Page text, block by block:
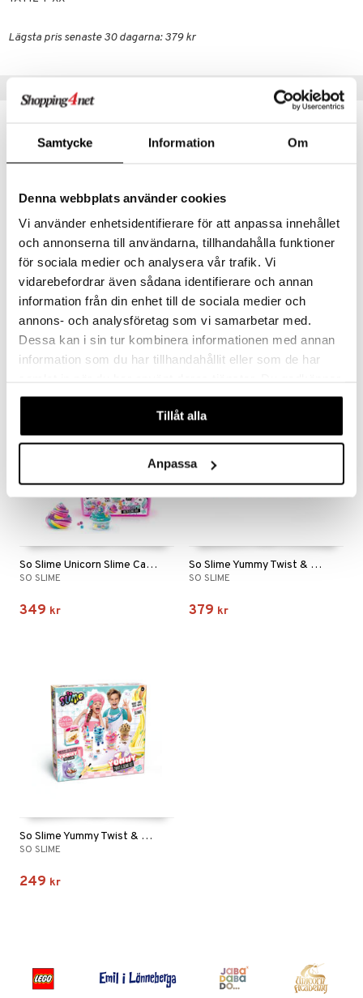
Samtycke Information Om
Denna webbplats använder cookies
Vi använder enhetsidentifierare för att anpassa innehållet
och annonserna till användarna, tillhandahålla funktioner
för sociala medier och analysera vår trafik. Vi
vidarebefordrar även sådana identifierare och annan
information från din enhet till de sociala medier och
annons- och analysföretag som vi samarbetar med.
Dessa kan i sin tur kombinera informationen med annan
information som du har tillhandahållit eller som de har
våra cookies vid fortsatt användande av vår webbplats.
Tillåt alla
Anpassa
Lägsta pris senaste 30 dagarna: 379 kr
So Slime ASMR Surprise Box
SO SLIME
179 kr
SO SLIME
179 kr
So Slime Unicorn Slime Case
SO SLIME
349 kr
So Slime Yummy Twist & Slime
SO SLIME
379 kr
So Slime Yummy Twist & Slime Kit
SO SLIME
249 kr